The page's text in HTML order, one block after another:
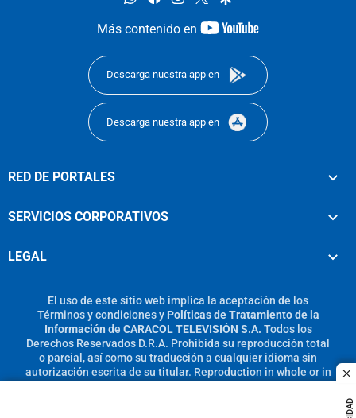
Más contenido en
youtube-
Descarga nuestra app en
Descarga nuestra app en
RED DE PORTALES
SERVICIOS CORPORATIVOS
LEGAL
El uso de este sitio web implica la aceptación de los
Términos y condicionesy Políticas de Tratamiento de la
Información de CARACOL TELEVISIÓN S.A. Todos los
Derechos Reservados D.R.A. Prohibida su reproducción total
o parcial, así como su traducción a cualquier idioma sin
autorización escrita de su titular. Reproduction in whole or in